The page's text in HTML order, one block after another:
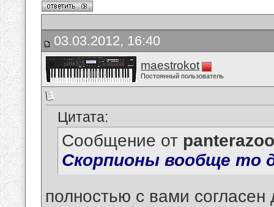
03.03.2012, 16:40
maestrokot
Постоянный пользователь
Цитата:
Сообщение от
Скорпионы вообще то
полностью с вами согласен